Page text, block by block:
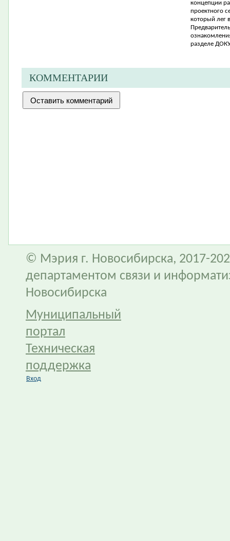
концепции
проектного
который лег
разделе
КОММЕНТАРИИ
© Мэрия г. Новосибирска, 2017-
департаментом связи и
Новосибирска
Муниципальный
портал
Техническая
поддержка
Вход